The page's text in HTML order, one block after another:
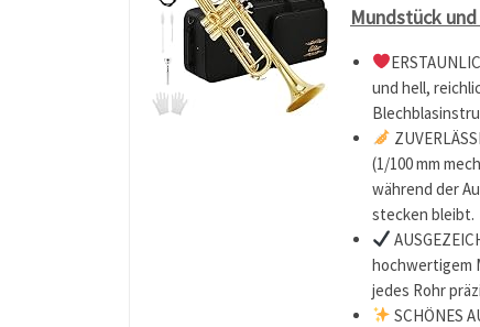
Mundstück
und hell,
(1/100 mm
während der
stecken bleibt.
hochwertigem
jedes Rohr
SCHÖNES